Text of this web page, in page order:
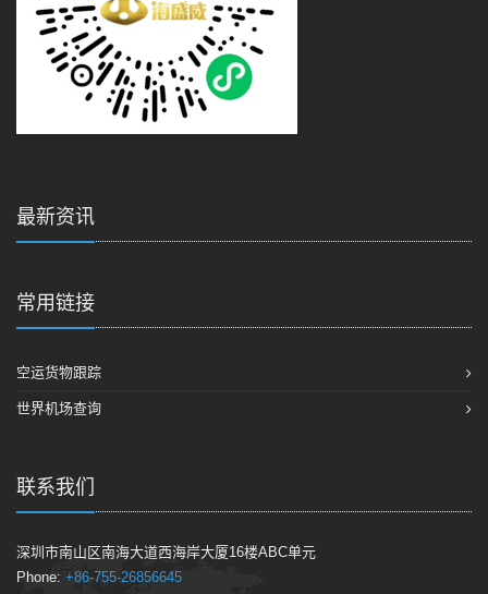
最新资讯
常用链接
空运货物跟踪
世界机场查询
联系我们
深圳市南山区南海大道西海岸大厦16楼ABC单元
Phone: +86-755-26856645